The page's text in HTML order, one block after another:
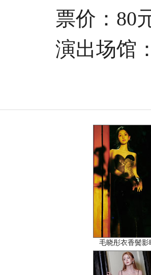
票价：80元
演出场馆：
毛晓彤衣香鬓影